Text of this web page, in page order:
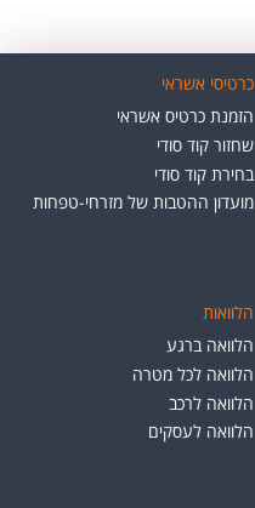
כרטיסי אשראי
הזמנת כרטיס אשראי
שחזור קוד סודי
בחירת קוד סודי
מועדון ההטבות של מזרחי-טפחות
הלוואות
הלוואה ברגע
הלוואה לכל מטרה
הלוואה לרכב
הלוואה לעסקים